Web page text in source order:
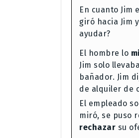
En cuanto Jim
giró hacia Jim
ayudar?
El hombre lo
Jim solo
bañador. Jim
de alquiler de
El empleado
miró, se puso
rechazar su